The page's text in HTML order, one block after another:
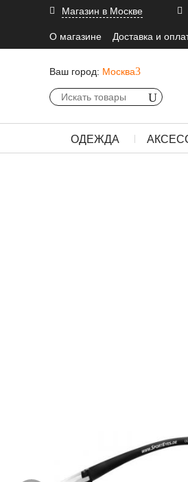
Магазин в Москве
О магазине Доставка и
Ваш город: Москва
ОДЕЖДА